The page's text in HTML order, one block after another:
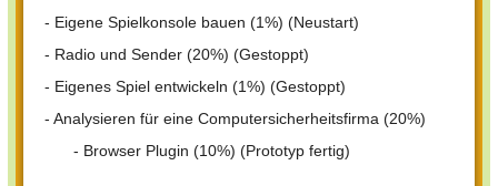
- Eigene Spielkonsole bauen (1%) (Neustart)
- Radio und Sender (20%) (Gestoppt)
- Eigenes Spiel entwickeln (1%) (Gestoppt)
- Analysieren für eine Computersicherheitsfirma (20%)
- Browser Plugin (10%) (Prototyp fertig)